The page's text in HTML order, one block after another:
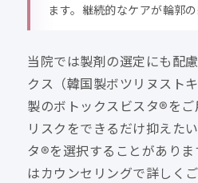
ます。継続的なケアが輪郭
当院では製剤の選定にも配
クス（韓国製ボツリヌスト
製のボトックスビスタ®を
リスクをできるだけ抑えた
タ®を選択することがありま
はカウンセリングで詳しくご